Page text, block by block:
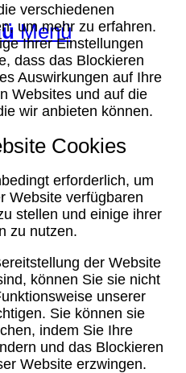
Menü
verschiedenen
um mehr zu erfahren.
Ihrer Einstellungen
dass das Blockieren
Auswirkungen auf Ihre
Websites und auf die
wir anbieten können.
Cookies
erforderlich, um
Website verfügbaren
stellen und einige ihrer
zu nutzen.
der Website
können Sie sie nicht
unserer
Sie können sie
indem Sie Ihre
und das Blockieren
Website erzwingen.